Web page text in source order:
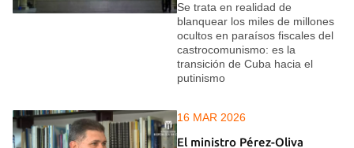
Se trata en realidad de
blanquear los miles de millones
ocultos en paraísos fiscales del
castrocomunismo: es la
transición de Cuba hacia el
putinismo
16 MAR 2026
El ministro Pérez-Oliva